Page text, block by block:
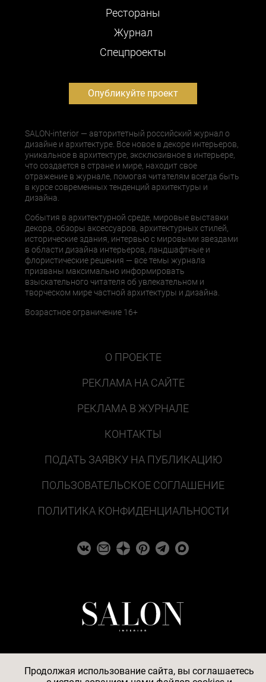
Рестораны
Журнал
Cпецпроекты
Опубликуйте проект
SALON-interior — авторитетный российский журнал о
дизайне и архитектуре. Все новое в декоре интерьеров,
уникальное в архитектуре, эксклюзивное в интерьере,
что создается в стране и мире, находит свое
отражение в журнале, помогая читателям всегда быть
в курсе современных тенденций архитектуры и
дизайна.
События в архитектурной среде, мировые выставки
декора, обзоры аксессуаров, архитектурных стилей,
исторические здания, интервью с мировыми звездами
в области дизайна интерьеров, ландшафтные и
флористические решения — все темы журнала
призваны максимально информировать
взыскательного читателя об увлекательном и
творческом мире частной архитектуры и дизайна.
Возрастное ограничение 16+
О ПРОЕКТЕ
РЕКЛАМА НА САЙТЕ
РЕКЛАМА В ЖУРНАЛЕ
КОНТАКТЫ
ПОДАТЬ ЗАЯВКУ НА ПУБЛИКАЦИЮ
ПОЛЬЗОВАТЕЛЬСКОЕ СОГЛАШЕНИЕ
ПОЛИТИКА КОНФИДЕНЦИАЛЬНОСТИ
Продолжая использование сайта, вы соглашаетесь